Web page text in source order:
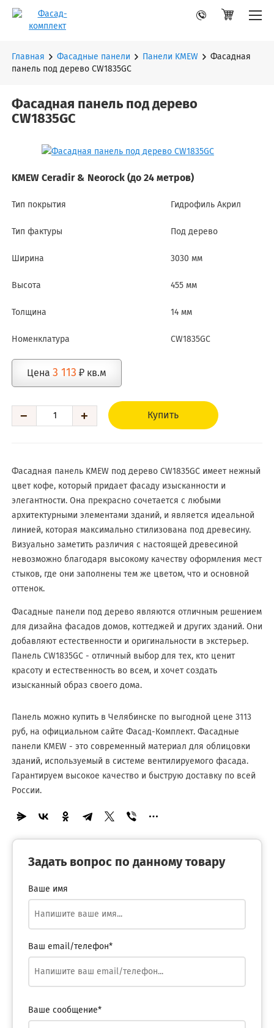
Главная Фасадные панели Панели KMEW
Фасадная
панель под дерево CW1835GC
Фасадная панель под дерево
CW1835GC
KMEW Ceradir & Neorock (до 24 метров)
Тип покрытия Гидрофиль Акрил
Тип фактуры Под дерево
Ширина 3030 мм
Высота 455 мм
Толщина 14 мм
Номенклатура CW1835GC
Цена 3 113 ₽ кв.м
− + Купить
Фасадная панель KMEW под дерево CW1835GC имеет нежный
цвет кофе, который придает фасаду изысканности и
элегантности. Она прекрасно сочетается с любыми
архитектурными элементами зданий, и является идеальной
линией, которая максимально стилизована под древесину.
Визуально заметить различия с настоящей древесиной
невозможно благодаря высокому качеству оформления мест
стыков, где они заполнены тем же цветом, что и основной
оттенок.
Фасадные панели под дерево являются отличным решением
для дизайна фасадов домов, коттеджей и других зданий. Они
добавляют естественности и оригинальности в экстерьер.
Панель CW1835GC - отличный выбор для тех, кто ценит
красоту и естественность во всем, и хочет создать
изысканный образ своего дома.
Панель можно купить в Челябинске по выгодной цене 3113
руб, на официальном сайте Фасад-Комплект. Фасадные
панели KMEW - это современный материал для облицовки
зданий, используемый в системе вентилируемого фасада.
Гарантируем высокое качество и быструю доставку по всей
России.
Задать вопрос по данному товару
Ваше имя
Ваш email/телефон*
Ваше сообщение*